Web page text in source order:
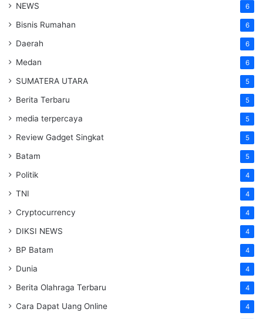
NEWS 6
Bisnis Rumahan 6
Daerah 6
Medan 6
SUMATERA UTARA 5
Berita Terbaru 5
media terpercaya 5
Review Gadget Singkat 5
Batam 5
Politik 4
TNI 4
Cryptocurrency 4
DIKSI NEWS 4
BP Batam 4
Dunia 4
Berita Olahraga Terbaru 4
Cara Dapat Uang Online 4